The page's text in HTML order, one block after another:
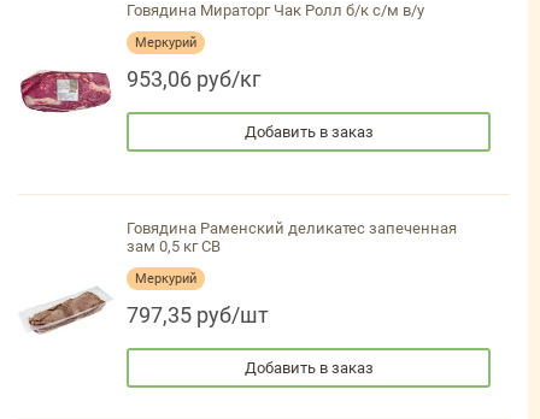
Говядина Мираторг Чак Ролл б/к с/м в/у
Меркурий
953,06 руб/кг
Добавить в заказ
Говядина Раменский деликатес запеченная
зам 0,5 кг СВ
Меркурий
797,35 руб/шт
Добавить в заказ